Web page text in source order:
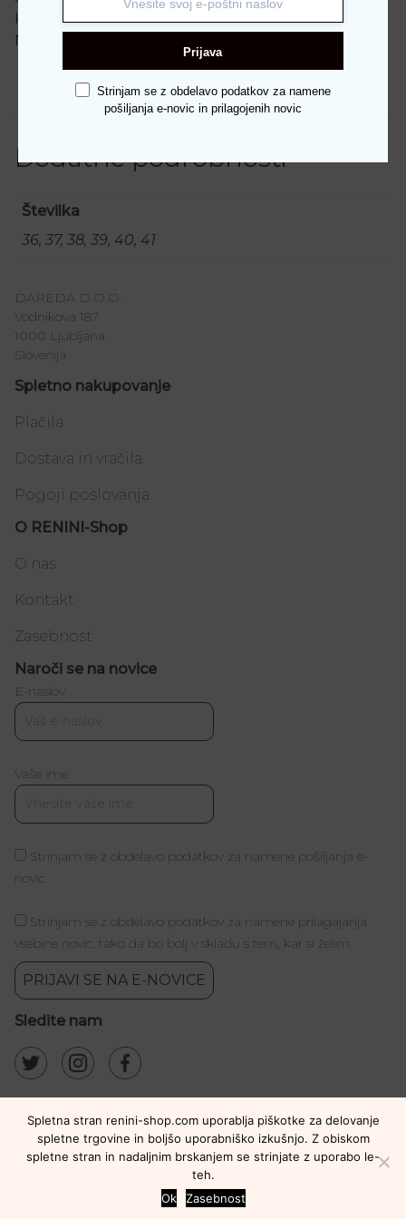
Kategorije:Blagovne znamke,Nerogiardini,
Nerogiardini
Dodatne podrobnosti
Dodatne podrobnosti
Številka
36, 37, 38, 39, 40, 41
DAREDA D.O.O.
Vodnikova 187
1000 Ljubljana
Slovenija
Spletno nakupovanje
Plačila
Dostava in vračila
Pogoji poslovanja
O RENINI-Shop
O nas
Kontakt
Zasebnost
Naroči se na novice
E-naslov
Vaše ime
Strinjam se z obdelavo podatkov za namene pošiljanja e-
novic
Strinjam se z obdelavo podatkov za namene prilagajanja
vsebine novic, tako da bo bolj v skladu s tem, kar si želim.
PRIJAVI SE NA E-NOVICE
Sledite nam
Copyright © 2021 Renini Shop. Vse pravice pridržane
Prijava
Strinjam se z obdelavo podatkov za namene
pošiljanja e-novic in prilagojenih novic
Spletna stran renini-shop.com uporablja piškotke za delovanje
spletne trgovine in boljšo uporabniško izkušnjo. Z obiskom
spletne stran in nadaljnim brskanjem se strinjate z uporabo le-
teh.
Ok
Zasebnost